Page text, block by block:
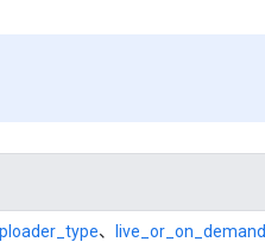
、 live_or_on_demand